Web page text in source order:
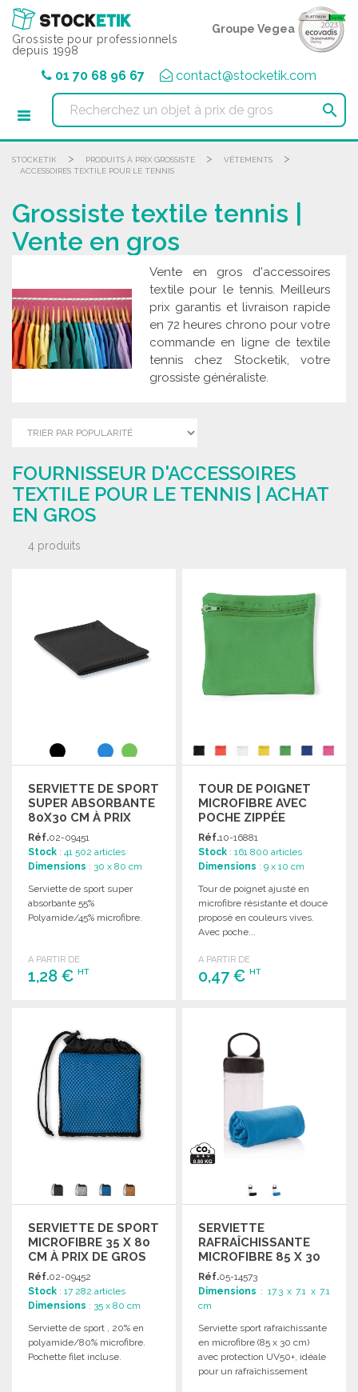
Grossiste pour professionnels
depuis 1998
Groupe Vegea
01 70 68 96 67 contact@stocketik.com

STOCKETIK > PRODUITS À PRIX GROSSISTE > VÊTEMENTS >
ACCESSOIRES TEXTILE POUR LE TENNIS
Grossiste textile tennis |
Vente en gros
Vente en gros d'accessoires
textile pour le tennis. Meilleurs
prix garantis et livraison rapide
en 72 heures chrono pour votre
commande en ligne de textile
tennis chez Stocketik, votre
grossiste généraliste.
FOURNISSEUR D'ACCESSOIRES
TEXTILE POUR LE TENNIS | ACHAT
EN GROS
4 produits
SERVIETTE DE SPORT
SUPER ABSORBANTE
80X30 CM À PRIX
GROSSISTE
Réf.02-09451
Stock : 41 502 articles
Dimensions : 30 x 80 cm
Serviette de sport super
absorbante 55%
Polyamide/45% microfibre.
A PARTIR DE
1,28 € HT
Demander un devis
TOUR DE POIGNET
MICROFIBRE AVEC
POCHE ZIPPÉE
Réf.10-16881
Stock : 161 800 articles
Dimensions : 9 x 10 cm
Tour de poignet ajusté en
microfibre résistante et douce
proposé en couleurs vives.
Avec poche...
A PARTIR DE
0,47 €HT
Demander un devis
SERVIETTE DE SPORT
MICROFIBRE 35 X 80
CM À PRIX DE GROS
Réf.02-09452
Stock : 17 282 articles
Dimensions : 35 x 80 cm
Serviette de sport , 20% en
polyamide/80% microfibre.
Pochette filet incluse.
SERVIETTE
RAFRAÎCHISSANTE
MICROFIBRE 85 X 30
CM
Réf.05-14573
Dimensions : 17.3 x 7.1 x 7.1
cm
Serviette sport rafraichissante
en microfibre (85 x 30 cm)
avec protection UV50+, idéale
pour un rafraîchissement
Panneau de gestion des cookies